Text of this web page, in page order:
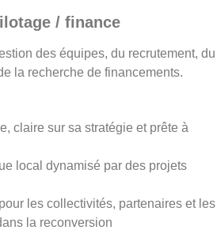
/ finance
des équipes, du recrutement, du
la recherche de financements.
claire sur sa stratégie et prête à
local dynamisé par des projets
les collectivités, partenaires et les
la reconversion